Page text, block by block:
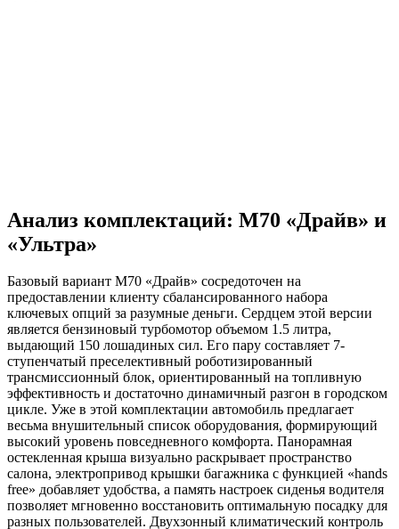
Анализ комплектаций: M70 «Драйв» и
«Ультра»
Базовый вариант M70 «Драйв» сосредоточен на
предоставлении клиенту сбалансированного набора
ключевых опций за разумные деньги. Сердцем этой версии
является бензиновый турбомотор объемом 1.5 литра,
выдающий 150 лошадиных сил. Его пару составляет 7-
ступенчатый преселективный роботизированный
трансмиссионный блок, ориентированный на топливную
эффективность и достаточно динамичный разгон в городском
цикле. Уже в этой комплектации автомобиль предлагает
весьма внушительный список оборудования, формирующий
высокий уровень повседневного комфорта. Панорамная
остекленная крыша визуально раскрывает пространство
салона, электропривод крышки багажника с функцией «hands
free» добавляет удобства, а память настроек сиденья водителя
позволяет мгновенно восстановить оптимальную посадку для
разных пользователей. Двухзонный климатический контроль